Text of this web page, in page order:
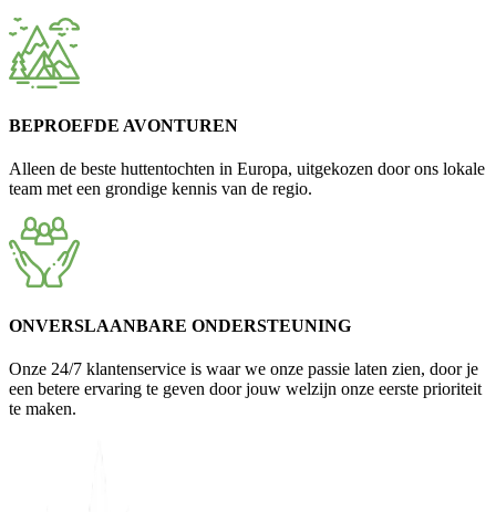
BEPROEFDE AVONTUREN
Alleen de beste huttentochten in Europa, uitgekozen door ons lokale
team met een grondige kennis van de regio.
ONVERSLAANBARE ONDERSTEUNING
Onze 24/7 klantenservice is waar we onze passie laten zien, door je
een betere ervaring te geven door jouw welzijn onze eerste prioriteit
te maken.